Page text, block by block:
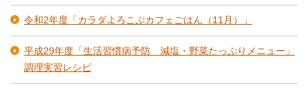
令和2年度「カラダよろこぶカフェごはん（11月）」
平成29年度「生活習慣病予防 減塩・野菜たっぷりメニュー」
調理実習レシピ